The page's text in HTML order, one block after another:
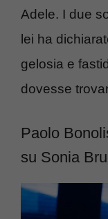
Adele. I due
lei ha
gelosia e
dovesse
Paolo
su Sonia